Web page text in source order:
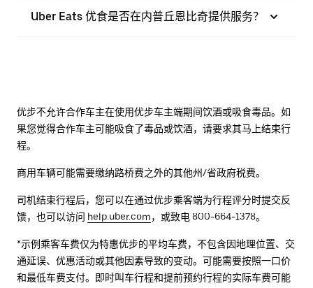
Uber Eats 优食是否在内普丘恩比奇提供服务？
优步不允许合作车主在使用优步车主端期间饮酒或吸食毒品。如
果您觉得合作车主可能吸食了毒品或饮酒，请要求其马上结束行
程。
商用车辆可能需要缴纳路桥费之外的其他州/省政府税费。
司机结束行程后，您可以在通过优步乘客端为行程评分时提交反
馈，也可以访问 help.uber.com，或致电 800-664-1378。
*示例乘客车费仅为特惠优步的平均车费，不包含因地理位置、交
通延误、优惠活动或其他因素导致的变动。可能需要按照一口价
和最低车费支付。即时叫车行程和提前预约行程的实际车费可能